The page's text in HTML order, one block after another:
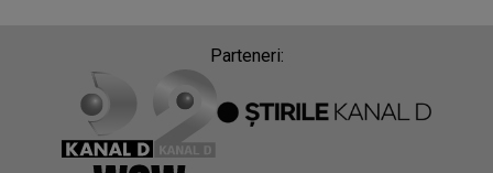
Parteneri: